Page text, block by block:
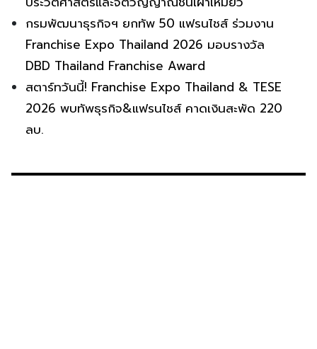
กรมพัฒนาธุรกิจฯ ยกทัพ 50 แฟรนไชส์ ร่วมงาน
Franchise Expo Thailand 2026 มอบรางวัล
DBD Thailand Franchise Award
สตาร์ทวันนี้! Franchise Expo Thailand & TESE
2026 พบทัพธุรกิจ&แฟรนไชส์ คาดเงินสะพัด 220
ลบ.